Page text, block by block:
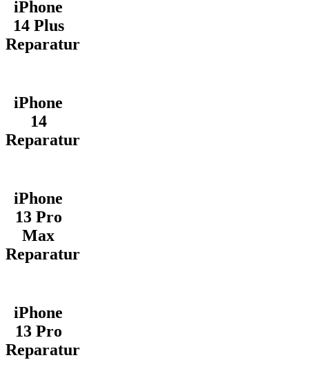
iPhone
14 Plus
Reparatur
iPhone
14
Reparatur
iPhone
13 Pro
Max
Reparatur
iPhone
13 Pro
Reparatur